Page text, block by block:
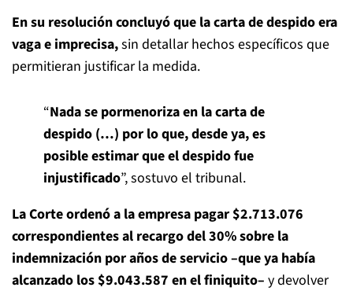
En su resolución concluyó que la carta de despido era
vaga e imprecisa,sin detallar hechos específicos que
permitieran justificar la medida.
“Nada se pormenoriza en la carta de
despido (…) por lo que, desde ya, es
posible estimar que el despido fue
injustificado”, sostuvo el tribunal.
La Corte ordenó a la empresa pagar $2.713.076
correspondientes al recargo del 30% sobre la
indemnización por años de servicio –que ya había
alcanzado los $9.043.587 en el finiquito– y devolver